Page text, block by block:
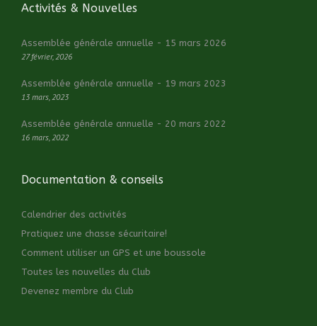
Activités & Nouvelles
Assemblée générale annuelle - 15 mars 2026
27 février, 2026
Assemblée générale annuelle - 19 mars 2023
13 mars, 2023
Assemblée générale annuelle - 20 mars 2022
16 mars, 2022
Documentation & conseils
Calendrier des activités
Pratiquez une chasse sécuritaire!
Comment utiliser un GPS et une boussole
Toutes les nouvelles du Club
Devenez membre du Club